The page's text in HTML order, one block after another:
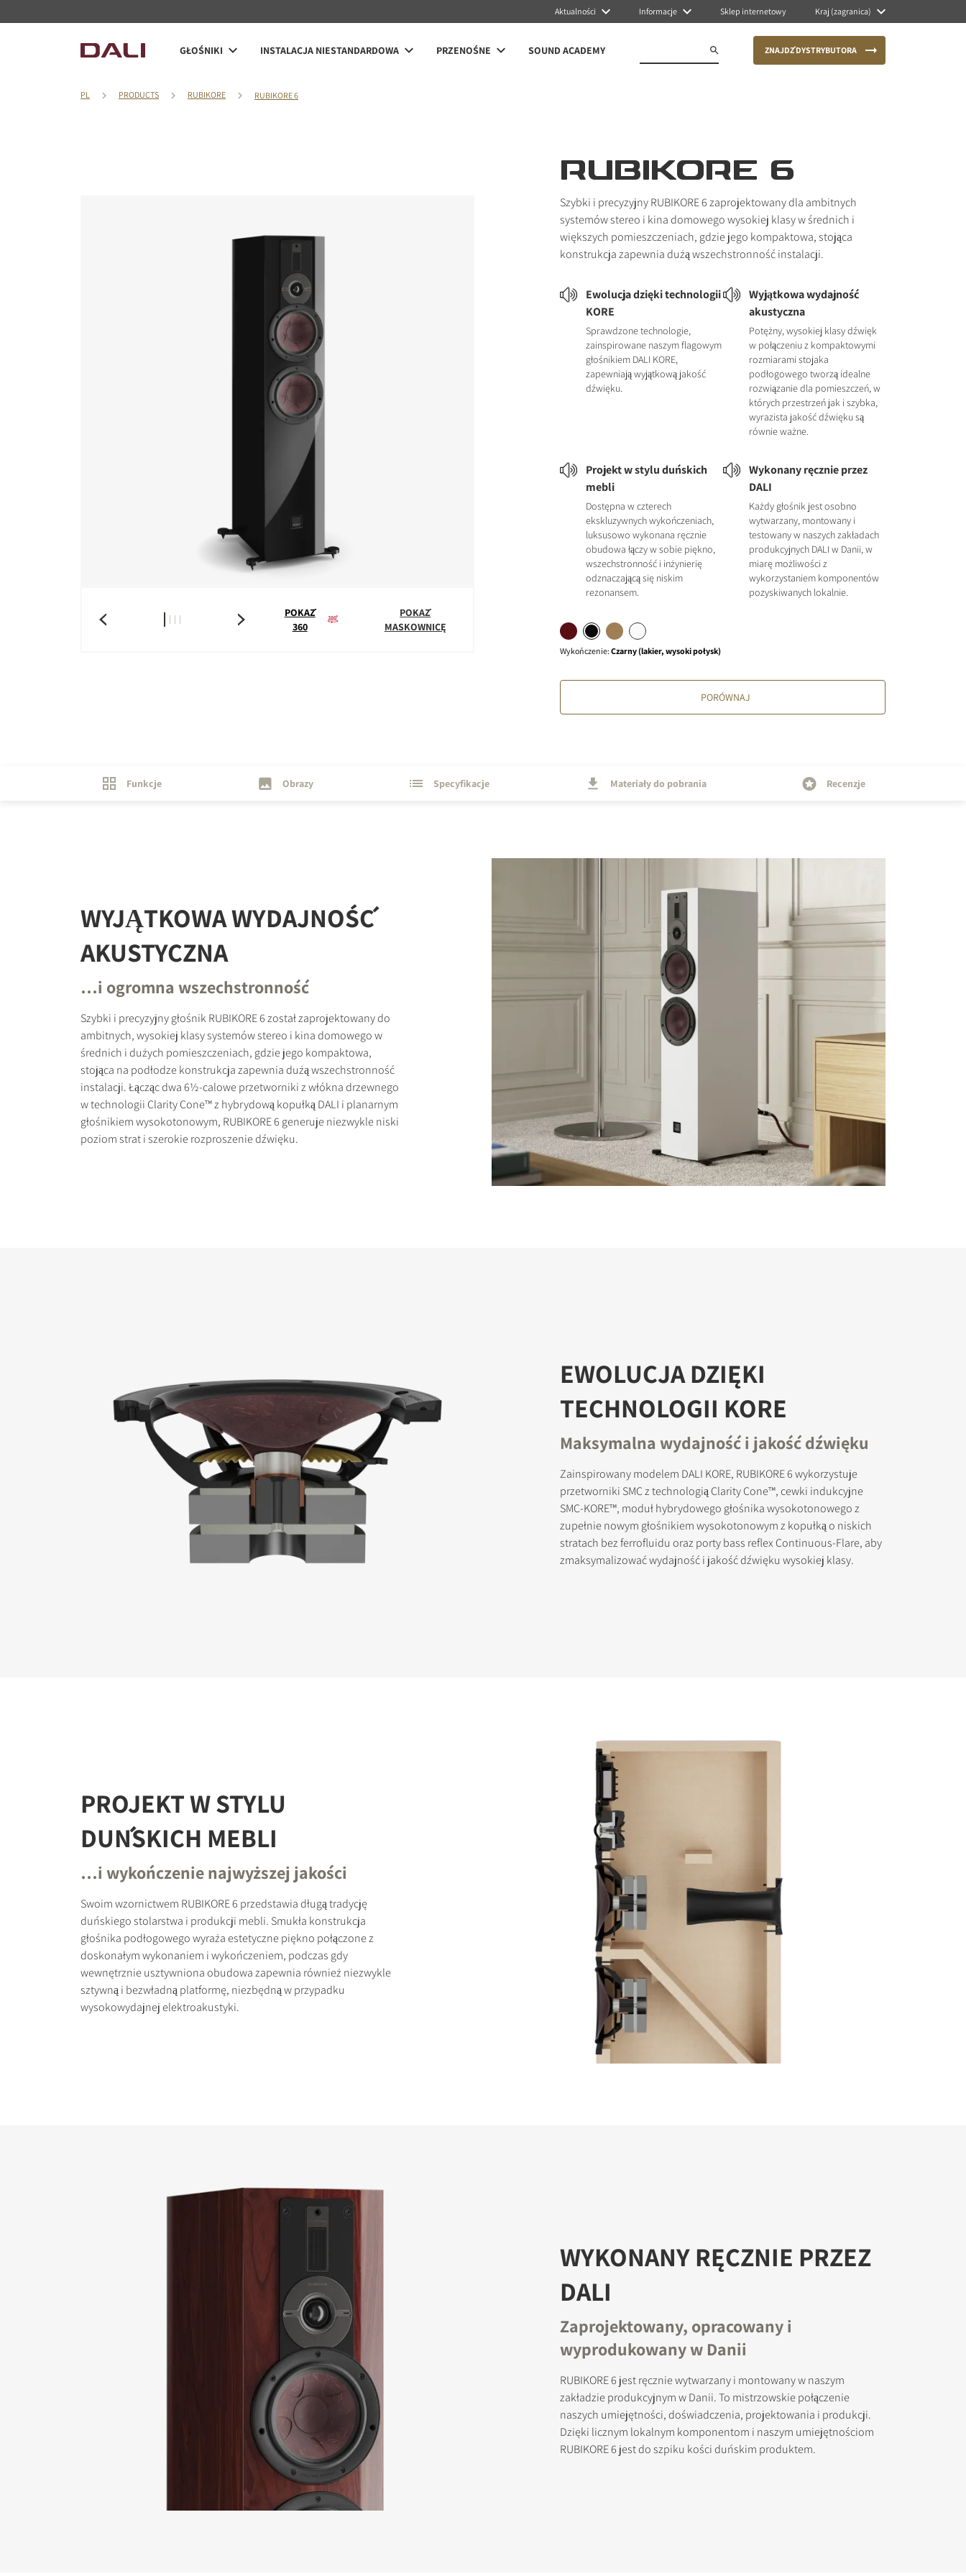
Aktualności Informacje Sklep internetowy Kraj (zagranica)
GŁOŚNIKI INSTALACJA NIESTANDARDOWA PRZENOŚNE SOUND ACADEMY ZNAJDŹ DYSTRYBUTORA
PL PRODUCTS RUBIKORE RUBIKORE 6
POKAŻ
360
POKAŻ
MASKOWNICĘ
RUBIKORE 6
Szybki i precyzyjny RUBIKORE 6 zaprojektowany dla ambitnych
systemów stereo i kina domowego wysokiej klasy w średnich i
większych pomieszczeniach, gdzie jego kompaktowa, stojąca
konstrukcja zapewnia dużą wszechstronność instalacji.
Ewolucja dzięki technologii
KORE
Sprawdzone technologie,
zainspirowane naszym flagowym
głośnikiem DALI KORE,
zapewniają wyjątkową jakość
dźwięku.
Wyjątkowa wydajność
akustyczna
Potężny, wysokiej klasy dźwięk
w połączeniu z kompaktowymi
rozmiarami stojaka
podłogowego tworzą idealne
rozwiązanie dla pomieszczeń, w
których przestrzeń jak i szybka,
wyrazista jakość dźwięku są
równie ważne.
Projekt w stylu duńskich
mebli
Dostępna w czterech
ekskluzywnych wykończeniach,
luksusowo wykonana ręcznie
obudowa łączy w sobie piękno,
wszechstronność i inżynierię
odznaczającą się niskim
rezonansem.
Wykonany ręcznie przez
DALI
Każdy głośnik jest osobno
wytwarzany, montowany i
testowany w naszych zakładach
produkcyjnych DALI w Danii, w
miarę możliwości z
wykorzystaniem komponentów
pozyskiwanych lokalnie.
Wykończenie:Czarny (lakier, wysoki połysk)
PORÓWNAJ
PORÓWNAJ PRODUKTY
Funkcje Obrazy Specyfikacje Materiały do pobrania Recenzje
WYJĄTKOWA WYDAJNOŚĆ
AKUSTYCZNA
…i ogromna wszechstronność
Szybki i precyzyjny głośnik RUBIKORE 6 został zaprojektowany do
ambitnych, wysokiej klasy systemów stereo i kina domowego w
średnich i dużych pomieszczeniach, gdzie jego kompaktowa,
stojąca na podłodze konstrukcja zapewnia dużą wszechstronność
instalacji. Łącząc dwa 6½-calowe przetworniki z włókna drzewnego
w technologii Clarity Cone™ z hybrydową kopułką DALI i planarnym
głośnikiem wysokotonowym, RUBIKORE 6 generuje niezwykle niski
poziom strat i szerokie rozproszenie dźwięku.
EWOLUCJA DZIĘKI
TECHNOLOGII KORE
Maksymalna wydajność i jakość dźwięku
Zainspirowany modelem DALI KORE, RUBIKORE 6 wykorzystuje
przetworniki SMC z technologią Clarity Cone™, cewki indukcyjne
SMC-KORE™, moduł hybrydowego głośnika wysokotonowego z
zupełnie nowym głośnikiem wysokotonowym z kopułką o niskich
stratach bez ferrofluidu oraz porty bass reflex Continuous-Flare, aby
zmaksymalizować wydajność i jakość dźwięku wysokiej klasy.
PROJEKT W STYLU
DUŃSKICH MEBLI
…i wykończenie najwyższej jakości
Swoim wzornictwem RUBIKORE 6 przedstawia długą tradycję
duńskiego stolarstwa i produkcji mebli. Smukła konstrukcja
głośnika podłogowego wyraża estetyczne piękno połączone z
doskonałym wykonaniem i wykończeniem, podczas gdy
wewnętrznie usztywniona obudowa zapewnia również niezwykle
sztywną i bezwładną platformę, niezbędną w przypadku
wysokowydajnej elektroakustyki.
WYKONANY RĘCZNIE PRZEZ
DALI
Zaprojektowany, opracowany i
wyprodukowany w Danii
RUBIKORE 6 jest ręcznie wytwarzany i montowany w naszym
zakładzie produkcyjnym w Danii. To mistrzowskie połączenie
naszych umiejętności, doświadczenia, projektowania i produkcji.
Dzięki licznym lokalnym komponentom i naszym umiejętnościom
RUBIKORE 6 jest do szpiku kości duńskim produktem.
ZAREJESTRUJ SIĘ, ABY POBRAĆ
Wypełnij formularz, aby uzyskać natychmiastowy dostęp do wszystkich zablokowanych
plików do pobrania w witrynie.